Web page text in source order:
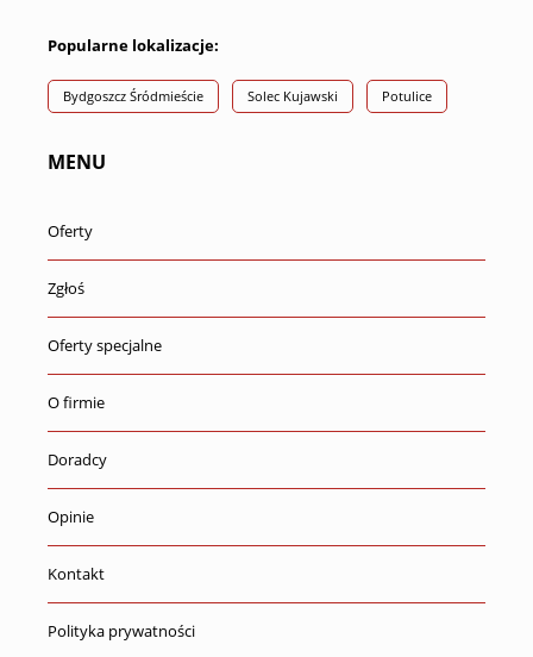
Popularne lokalizacje:
Bydgoszcz Śródmieście Solec Kujawski Potulice
MENU
Oferty
Zgłoś
Oferty specjalne
O firmie
Doradcy
Opinie
Kontakt
Polityka prywatności